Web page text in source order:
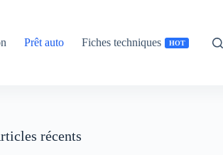
Prêt auto Fiches techniques HOT
récents